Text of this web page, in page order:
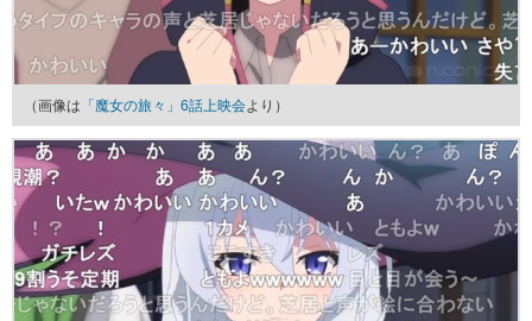
（画像は 「魔女の旅々」6話上映会より）